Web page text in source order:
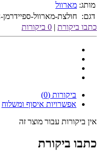
מותג: מארוול
דגם: חולצת-מארוול-ספיידרמן-2-חליפה-שחורה
כתבו ביקורת | 0 ביקורות
ביקורות (0)
אפשרויות איסוף ומשלוח
אין ביקורות עבור מוצר זה
כתבו ביקורת